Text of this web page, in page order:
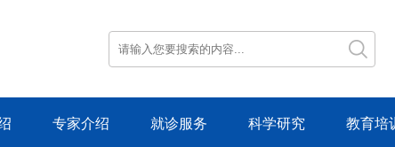
专家介绍 就诊服务 科学研究 教育培